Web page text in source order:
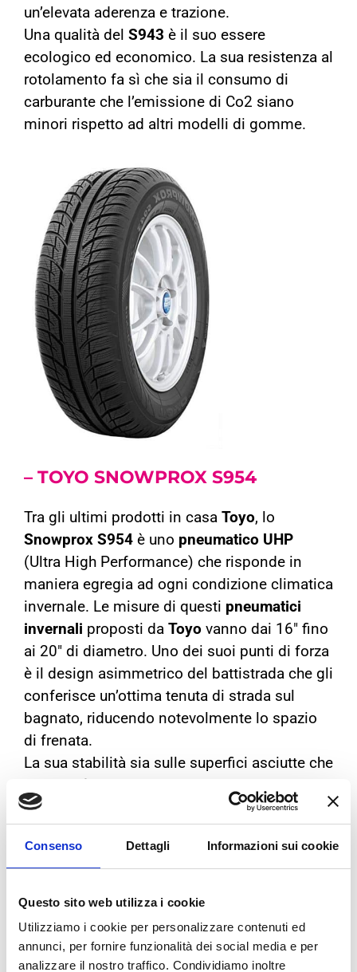
Consenso Dettagli Informazioni sui cookie
Questo sito web utilizza i cookie
Utilizziamo i cookie per personalizzare contenuti ed
annunci, per fornire funzionalità dei social media e per
analizzare il nostro traffico. Condividiamo inoltre
un’elevata aderenza e trazione.
Una qualità del S943 è il suo essere
ecologico ed economico. La sua resistenza al
rotolamento fa sì che sia il consumo di
carburante che l’emissione di Co2 siano
minori rispetto ad altri modelli di gomme.
– TOYO SNOWPROX S954
Tra gli ultimi prodotti in casa Toyo, lo
Snowprox S954 è uno pneumatico UHP
(Ultra High Performance) che risponde in
maniera egregia ad ogni condizione climatica
invernale. Le misure di questi pneumatici
invernali proposti da Toyo vanno dai 16″ fino
ai 20″ di diametro. Uno dei suoi punti di forza
è il design asimmetrico del battistrada che gli
conferisce un’ottima tenuta di strada sul
bagnato, riducendo notevolmente lo spazio
di frenata.
La sua stabilità sia sulle superfici asciutte che
mescola, favorendo una maggiore trazione e
stabilità.